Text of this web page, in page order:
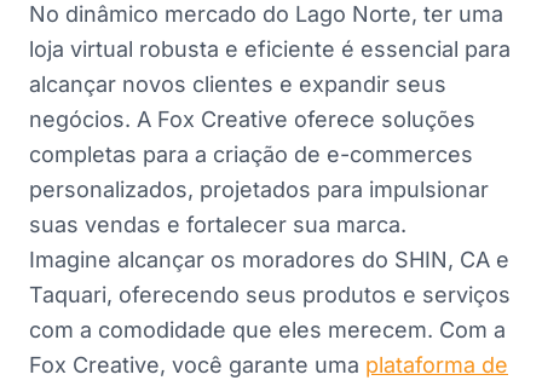
No dinâmico mercado do Lago Norte, ter uma
loja virtual robusta e eficiente é essencial para
alcançar novos clientes e expandir seus
negócios. A Fox Creative oferece soluções
completas para a criação de e-commerces
personalizados, projetados para impulsionar
suas vendas e fortalecer sua marca.
Imagine alcançar os moradores do SHIN, CA e
Taquari, oferecendo seus produtos e serviços
com a comodidade que eles merecem. Com a
Fox Creative, você garante uma plataforma de